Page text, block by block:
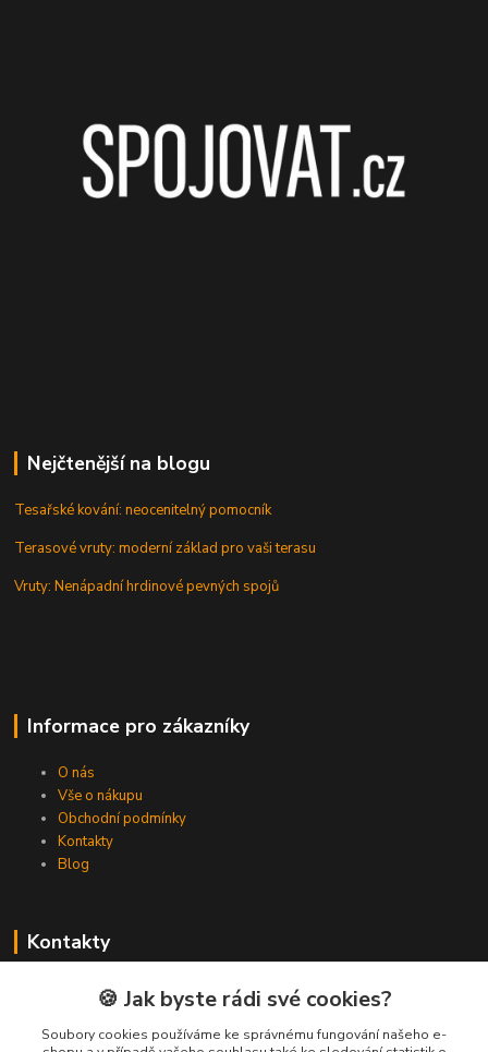
Nejčtenější na blogu
Tesařské kování: neocenitelný pomocník
Terasové vruty: moderní základ pro vaši terasu
Vruty: Nenápadní hrdinové pevných spojů
Informace pro zákazníky
O nás
Vše o nákupu
Obchodní podmínky
Kontakty
Blog
Kontakty
Zákaznická podpora Spojovat.cz
+420 606 036 459
(PO-PÁ, 8-16 hod.)
🍪 Jak byste rádi své cookies?
Soubory cookies používáme ke správnému fungování našeho e-